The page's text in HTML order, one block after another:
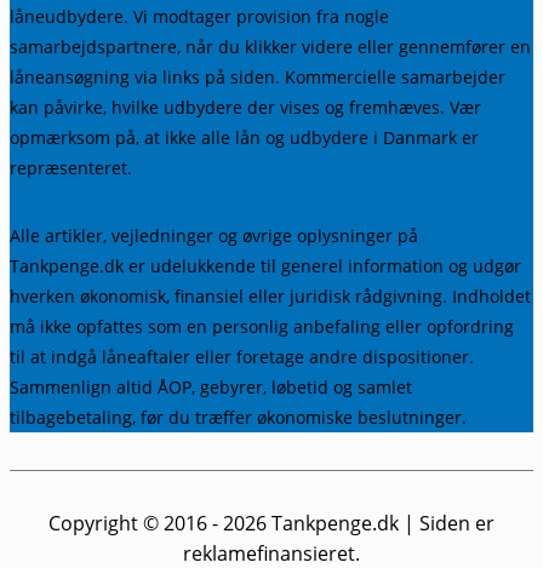
låneudbydere. Vi modtager provision fra nogle
samarbejdspartnere, når du klikker videre eller gennemfører en
låneansøgning via links på siden. Kommercielle samarbejder
kan påvirke, hvilke udbydere der vises og fremhæves. Vær
opmærksom på, at ikke alle lån og udbydere i Danmark er
repræsenteret.
Alle artikler, vejledninger og øvrige oplysninger på
Tankpenge.dk er udelukkende til generel information og udgør
hverken økonomisk, finansiel eller juridisk rådgivning. Indholdet
må ikke opfattes som en personlig anbefaling eller opfordring
til at indgå låneaftaler eller foretage andre dispositioner.
Sammenlign altid ÅOP, gebyrer, løbetid og samlet
tilbagebetaling, før du træffer økonomiske beslutninger.
Copyright © 2016 - 2026Tankpenge.dk | Siden er
reklamefinansieret.